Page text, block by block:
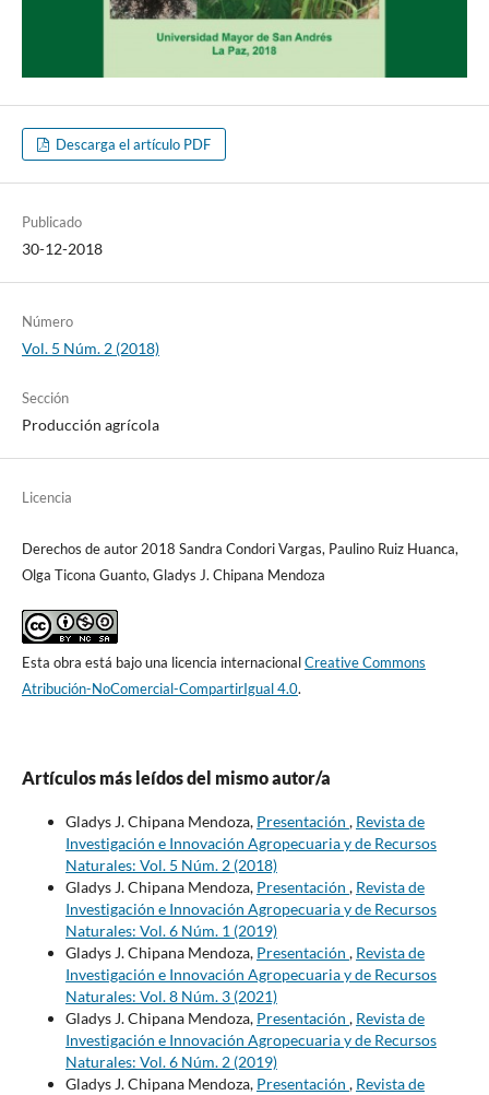
Descarga el artículo PDF
Publicado
30-12-2018
Número
Vol. 5 Núm. 2 (2018)
Sección
Producción agrícola
Licencia
Derechos de autor 2018 Sandra Condori Vargas, Paulino Ruiz Huanca,
Olga Ticona Guanto, Gladys J. Chipana Mendoza
Esta obra está bajo una licencia internacionalCreative Commons
Atribución-NoComercial-CompartirIgual 4.0.
Artículos más leídos del mismo autor/a
Gladys J. Chipana Mendoza, Presentación , Revista de
Investigación e Innovación Agropecuaria y de Recursos
Naturales: Vol. 5 Núm. 2 (2018)
Gladys J. Chipana Mendoza, Presentación , Revista de
Investigación e Innovación Agropecuaria y de Recursos
Naturales: Vol. 6 Núm. 1 (2019)
Gladys J. Chipana Mendoza, Presentación , Revista de
Investigación e Innovación Agropecuaria y de Recursos
Naturales: Vol. 8 Núm. 3 (2021)
Gladys J. Chipana Mendoza, Presentación , Revista de
Investigación e Innovación Agropecuaria y de Recursos
Naturales: Vol. 6 Núm. 2 (2019)
Gladys J. Chipana Mendoza, Presentación , Revista de